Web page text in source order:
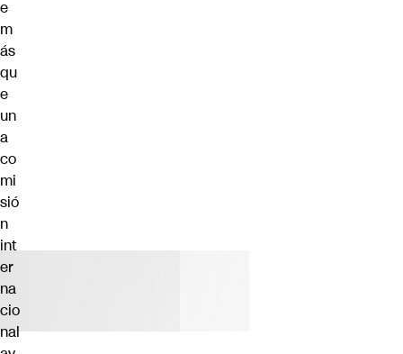
e
m
ás
qu
e
un
a
co
mi
sió
n
int
er
na
cio
nal